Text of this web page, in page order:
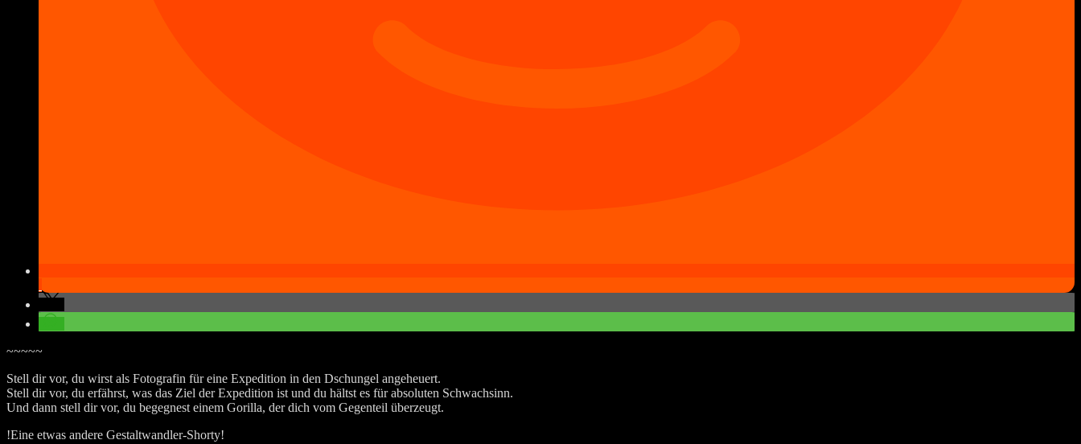
~~~~~
Stell dir vor, du wirst als Fotografin für eine Expedition in den Dschungel angeheuert.
Stell dir vor, du erfährst, was das Ziel der Expedition ist und du hältst es für absoluten Schwachsinn.
Und dann stell dir vor, du begegnest einem Gorilla, der dich vom Gegenteil überzeugt.
!Eine etwas andere Gestaltwandler-Shorty!